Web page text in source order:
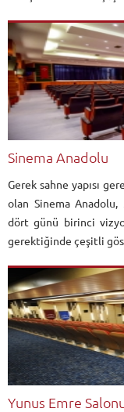
Sinema Anadolu
Gerek sahne yapısı
olan Sinema
dört günü birinci
gerektiğinde çeşitli
Yunus Emre